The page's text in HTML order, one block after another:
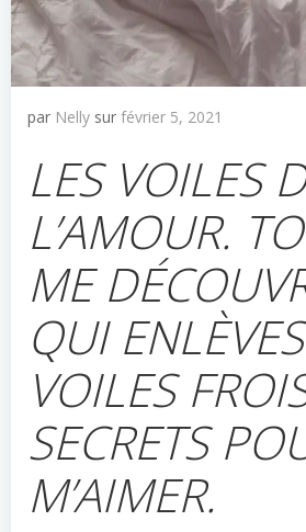
par Nelly sur février 5, 2021
LES VOILES
L’AMOUR.
ME
QUI
VOILES
SECRETS
M’AIMER.